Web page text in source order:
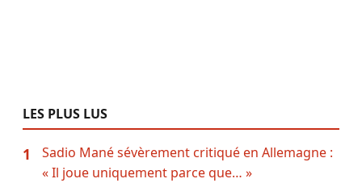
LES PLUS LUS
1
Sadio Mané sévèrement critiqué en Allemagne :
« Il joue uniquement parce que… »